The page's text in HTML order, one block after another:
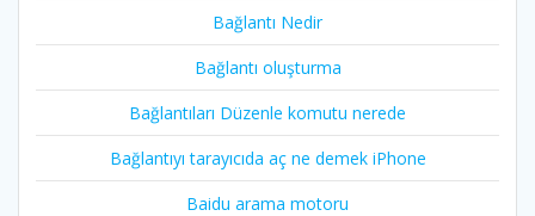
Bağlantı Nedir
Bağlantı oluşturma
Bağlantıları Düzenle komutu nerede
Bağlantıyı tarayıcıda aç ne demek iPhone
Baidu arama motoru